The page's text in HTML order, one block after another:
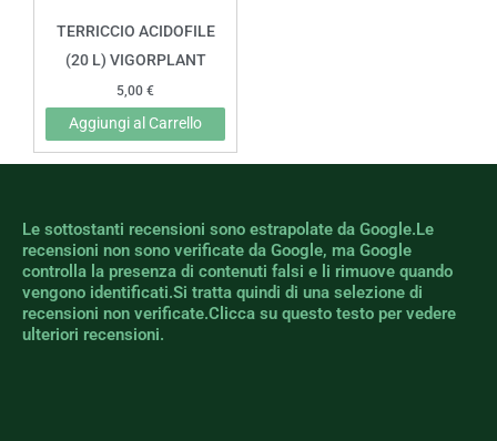
TERRICCIO ACIDOFILE
(20 L) VIGORPLANT
5,00 €
Aggiungi al Carrello
Le sottostanti recensioni sono estrapolate da Google.Le
recensioni non sono verificate da Google, ma Google
controlla la presenza di contenuti falsi e li rimuove quando
vengono identificati.Si tratta quindi di una selezione di
recensioni non verificate.Clicca su questo testo per vedere
ulteriori recensioni.